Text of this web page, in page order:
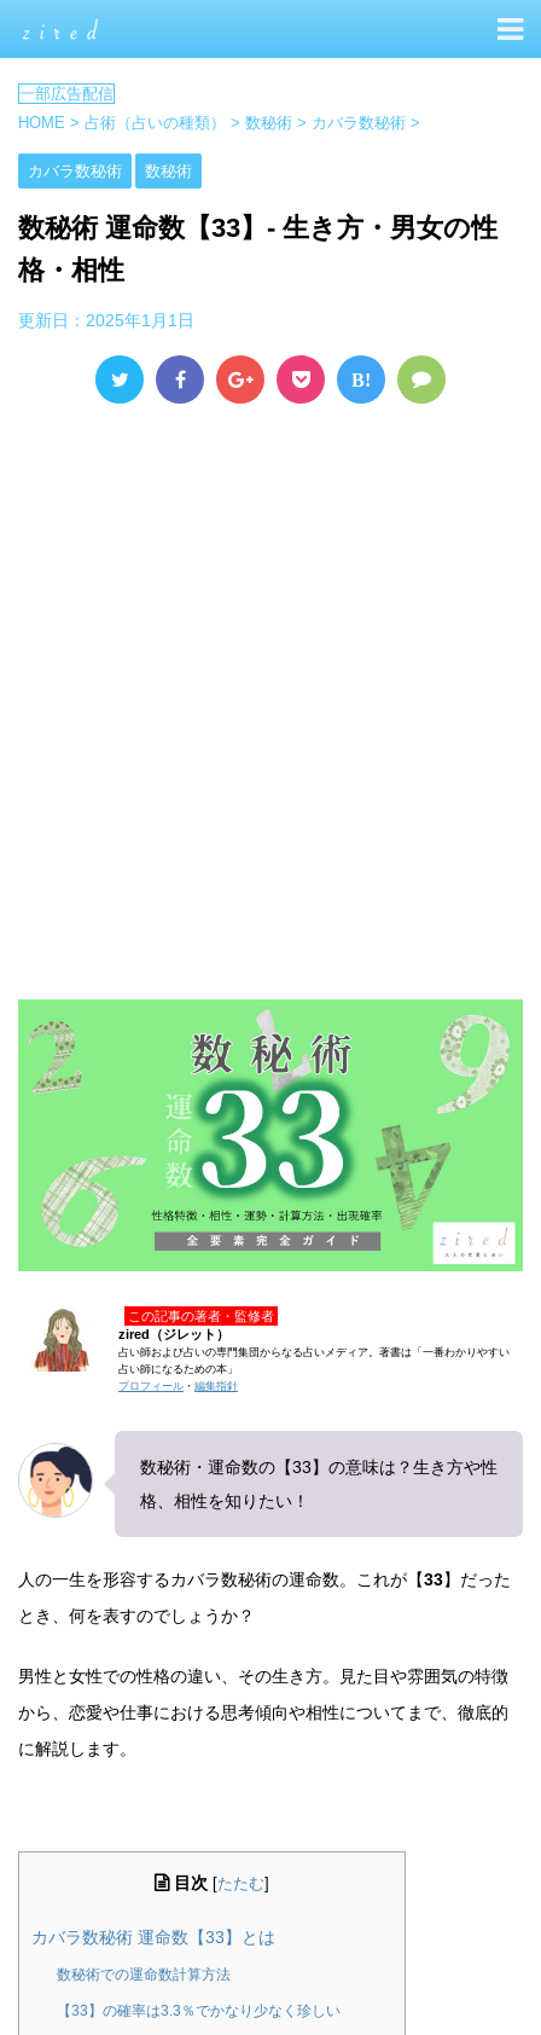
HOME > 占術（占いの種類） > 数秘術 > カバラ数秘術 >
カバラ数秘術 数秘術
数秘術 運命数【33】- 生き方・男女の性
格・相性
更新日： 2025年1月1日
B!
この記事の著者・監修者
zired（ジレット）
占い師および占いの専門集団からなる占いメディア。著書は「一番わかりやすい
占い師になるための本」
プロフィール ・ 編集指針
数秘術・運命数の【33】の意味は？生き方や性
格、相性を知りたい！
人の一生を形容するカバラ数秘術の運命数。これが【33】だった
とき、何を表すのでしょうか？
男性と女性での性格の違い、その生き方。見た目や雰囲気の特徴
から、恋愛や仕事における思考傾向や相性についてまで、徹底的
に解説します。
目次 [たたむ]
カバラ数秘術 運命数【33】とは
数秘術での運命数計算方法
【33】の確率は3.3％でかなり少なく珍しい